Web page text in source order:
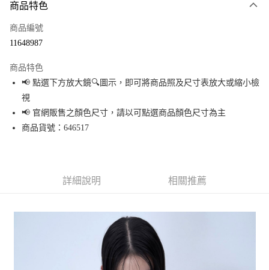
信用卡一次付款
Apple Pay
街口支付
悠遊付
1.本服務由台灣大哥大提供，台灣大哥大用戶可立即使用無須另外申請。
2.付款方式選擇「大哥付你分期」，訂單成立後會自動跳轉到大哥付的交易
流程，驗證手機門號後，選擇欲分期的期數、繳款截止日，確認付款後即完
【關於「AFTEE先享後付」】
AFTEE先享後付是「在收到商品之後才付款」的支付方式。 讓您購物簡單便
商品特色
商品編號
11648987
商品特色
📢 點選下方放大鏡🔍圖示，即可將商品照及尺寸表放大或縮小檢
視
📢 官網販售之顏色尺寸，請以可點選商品顏色尺寸為主
商品貨號：646517
詳細說明 相關推薦